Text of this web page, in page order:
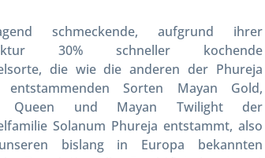
schmeckende, aufgrund ihrer
30% schneller kochende
die wie die anderen der Phureja
entstammenden Sorten Mayan Gold,
Queen und Mayan Twilight der
Solanum Phureja entstammt, also
bislang in Europa bekannten